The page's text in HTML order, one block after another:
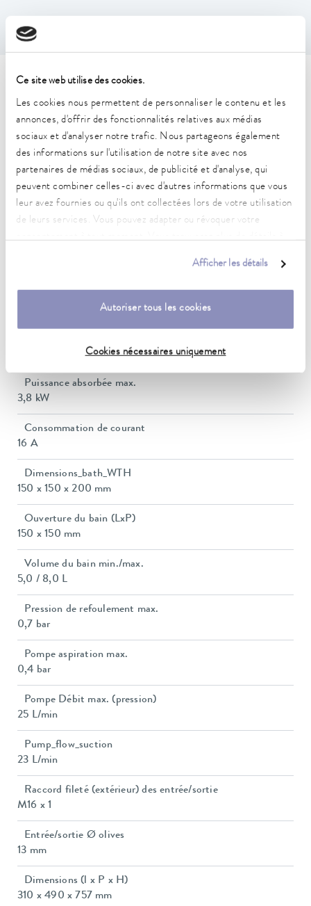
Ce site web utilise des cookies.
Les cookies nous permettent de personnaliser le contenu et les
annonces, d'offrir des fonctionnalités relatives aux médias
sociaux et d'analyser notre trafic. Nous partageons également
des informations sur l'utilisation de notre site avec nos
partenaires de médias sociaux, de publicité et d'analyse, qui
peuvent combiner celles-ci avec d'autres informations que vous
leur avez fournies ou qu'ils ont collectées lors de votre utilisation
de leurs services. Vous pouvez adapter ou révoquer votre
Afficher les détails
Autoriser tous les cookies
Cookies nécessaires uniquement
Caractéristiques techniques
(selon DIN 12876)
Plage de température de fonctionnement
-55 ... 200 °C
Plage de température de fonctionnement
-55 ... 200 °C
Constance de la température
Puissance absorbée max.
3,8 kW
Consommation de courant
16 A
Dimensions_bath_WTH
150 x 150 x 200 mm
Ouverture du bain (LxP)
150 x 150 mm
Volume du bain min./max.
5,0 / 8,0 L
Pression de refoulement max.
0,7 bar
Pompe aspiration max.
0,4 bar
Pompe Débit max. (pression)
25 L/min
Pump_flow_suction
23 L/min
Raccord fileté (extérieur) des entrée/sortie
M16 x 1
Entrée/sortie Ø olives
13 mm
Dimensions (l x P x H)
310 x 490 x 757 mm